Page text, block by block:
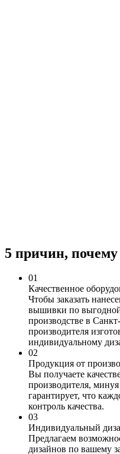
5 причин,
01
Качественное
Чтобы заказать
вышивки по
производстве в
производителя
индивидуальному
02
Продукция от
Вы получаете
производителя,
гарантирует, что
контроль качества.
03
Индивидуальный
Предлагаем
дизайнов по вашему